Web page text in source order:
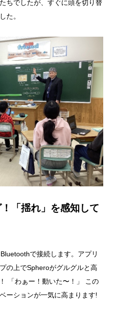
ちでしたが、すぐに頭を切り替
た。
「揺れ」を感知して
で接続します。アプリ
の上でSpheroがグルグルと高
「わぁー！動いた〜！」 この
ーションが一気に高まります!